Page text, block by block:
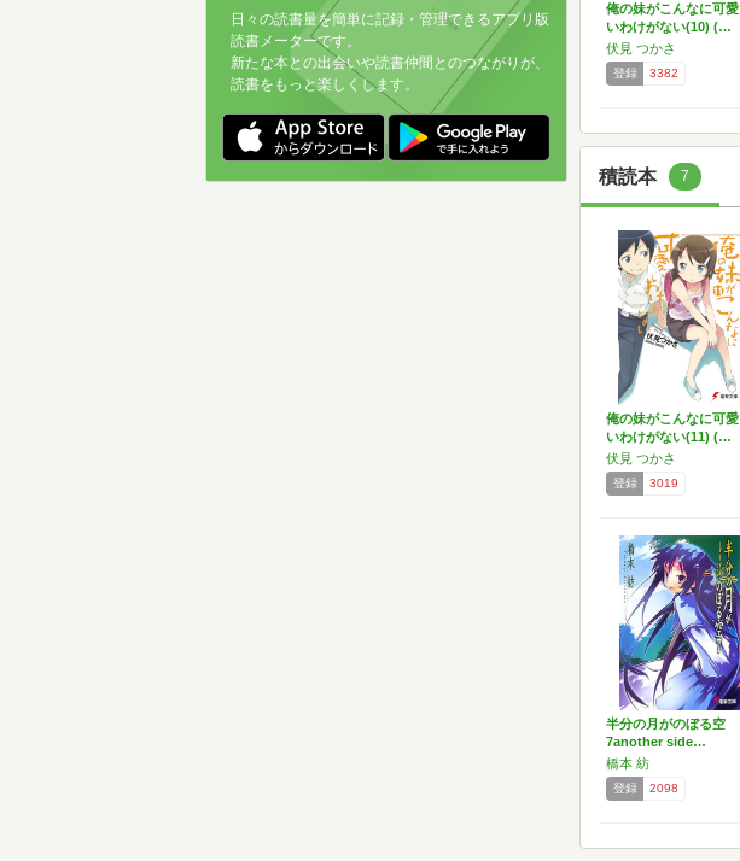
俺の妹がこんなに可愛
いわけがない(10) (…
伏見 つかさ
登録 3382
積読本 7
俺の妹がこんなに可愛
いわけがない(11) (…
伏見 つかさ
登録 3019
半分の月がのぼる空
7another side…
橋本 紡
登録 2098
日々の読書量を簡単に記録・管理できるアプリ版
読書メーターです。
新たな本との出会いや読書仲間とのつながりが、
読書をもっと楽しくします。